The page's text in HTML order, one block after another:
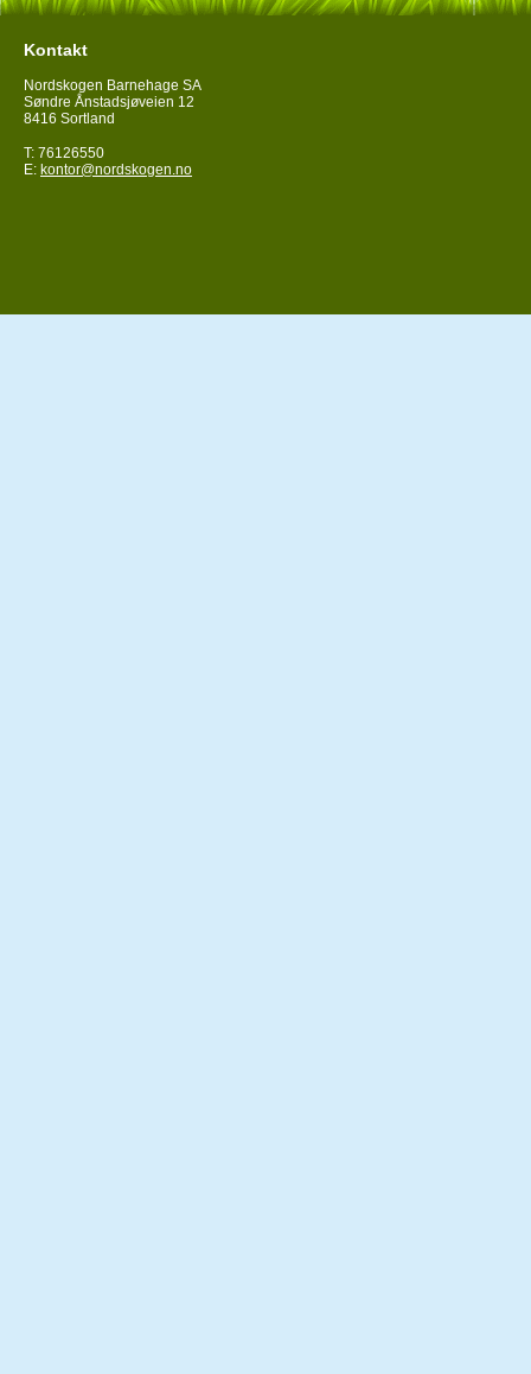
Kontakt
Nordskogen Barnehage SA
Søndre Ånstadsjøveien 12
8416 Sortland
T: 76126550
E: kontor@nordskogen.no